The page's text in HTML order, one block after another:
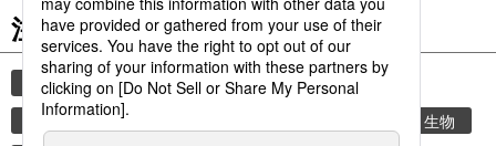
注目のキーワード
共同通信ニュース 観光
気象・災害
時事通信ニュース
環境・自然・生物